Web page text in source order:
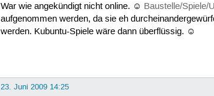
War wie angekündigt nicht online. ☺ Baustelle/Spiele/
aufgenommen werden, da sie eh
werden. Kubuntu-Spiele wäre dann überflüssig. ☺
23. Juni 2009 14:25